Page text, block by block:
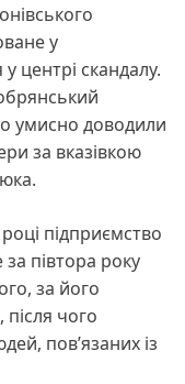
у
центрі скандалу.
умисно доводили
за вказівкою
підприємство
півтора року
за його
чого
пов’язаних із